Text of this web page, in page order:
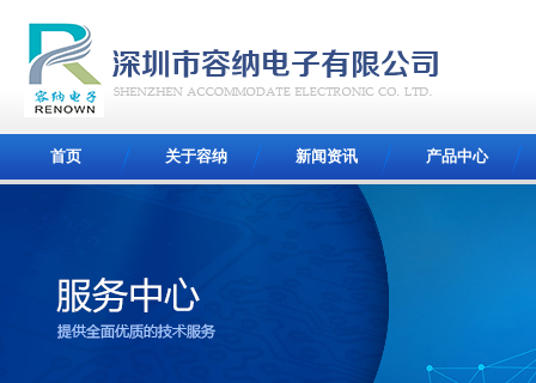
首页 关于容纳 新闻资讯 产品中心